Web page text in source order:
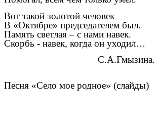
Вот такой золотой человек
В «Октябре» председателем был.
Память светлая – с нами навек.
Скорбь - навек, когда он уходил…
С.А.Гмызина.
Песня «Село мое родное» (слайды)